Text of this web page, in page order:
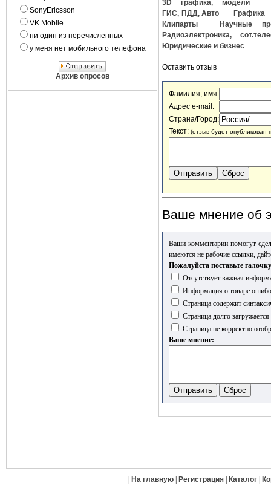
SonyEricsson
VK Mobile
ни один из перечисленных
у меня нет мобильного телефона
Архив опросов
3D графика, модели
ГИС, ПДД, Авто
Графика
Клипарты
Научные
Радиоэлектроника,
Юридические и бизнес
Оставить отзыв
Фамилия, имя:
Адрес e-mail:
Страна/Город:
Текст: (отзыв будет опубликован
Ваше мнение об
Ваши комментарии помогут
имеются не рабочие ссылки,
Пожалуйста поставьте
Отсутствует важная
Информация о товаре
Страница содержит
Страница долго загружается
Страница не корректно
Ваше мнение:
На главную| Регистрация| Каталог|